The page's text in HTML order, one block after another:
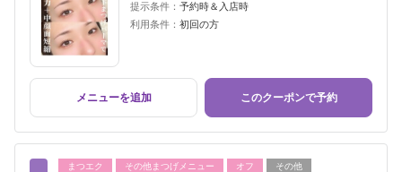
提示条件： 予約時＆入店時
利用条件： 初回の方
メニューを追加 このクーポンで予約
まつエク その他まつげメニュー オフ その他